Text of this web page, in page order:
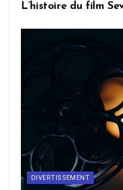
L’histoire du film
DIVERTISSEMENT